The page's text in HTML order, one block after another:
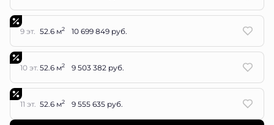
9 эт. 52.6 м2 10 699 849 руб.
10 эт. 52.6 м2 9 503 382 руб.
11 эт. 52.6 м2 9 555 635 руб.